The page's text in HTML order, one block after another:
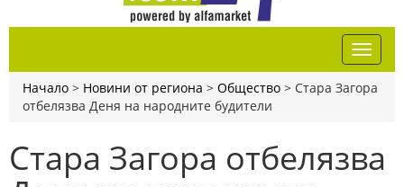
Начало > Новини от региона > Общество > Стара Загора
отбелязва Деня на народните будители
Стара Загора отбелязва